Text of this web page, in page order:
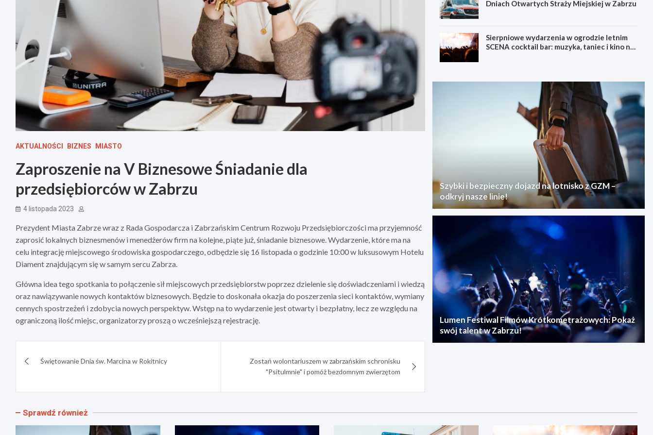
AKTUALNOŚCI BIZNES MIASTO
Zaproszenie na V Biznesowe Śniadanie dla
przedsiębiorców w Zabrzu
4 listopada 2023
Prezydent Miasta Zabrze wraz z Rada Gospodarcza i Zabrzańskim Centrum Rozwoju Przedsiębiorczości ma przyjemność
zaprosić lokalnych biznesmenów i menedżerów firm na kolejne, piąte już, śniadanie biznesowe. Wydarzenie, które ma na
celu integrację miejscowego środowiska gospodarczego, odbędzie się 16 listopada o godzinie 10:00 w luksusowym Hotelu
Diament znajdującym się w samym sercu Zabrza.
Główna idea tego spotkania to połączenie sił miejscowych przedsiębiorstw poprzez dzielenie się doświadczeniami i wiedzą
oraz nawiązywanie nowych kontaktów biznesowych. Będzie to doskonała okazja do poszerzenia sieci kontaktów, wymiany
cennych spostrzeżeń i zdobycia nowych perspektyw. Wstęp na to wydarzenie jest otwarty i bezpłatny, lecz ze względu na
ograniczoną ilość miejsc, organizatorzy proszą o wcześniejszą rejestrację.
wpisuŚwiętowanie Dnia św. Marcina w Rokitnicy
Zostań wolontariuszem w zabrzańskim schronisku
"Psitulmnie" i pomóż bezdomnym zwierzętom
Dniach Otwartych Straży Miejskiej w Zabrzu
Sierpniowe wydarzenia w ogrodzie letnim
SCENA cocktail bar: muzyka, taniec i kino na
Szybki i bezpieczny dojazd na lotnisko z GZM –
odkryj nasze linie!
Lumen Festiwal Filmów Krótkometrażowych: Pokaż
swój talent w Zabrzu!
Sprawdź również